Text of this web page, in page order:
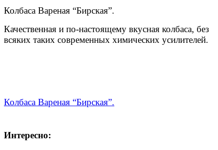
Колбаса Вареная “Бирская”.
Качественная и по-настоящему вкусная колбаса, без
всяких таких современных химических усилителей.
Колбаса Вареная “Бирская”.
Интересно: